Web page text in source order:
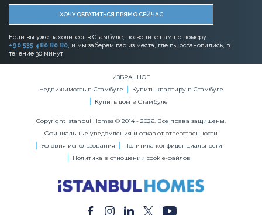
ХОЧУ ОБРАТИТЬСЯ ПРЯМО СЕЙЧАС
Если вы уже находитесь в Стамбуле, позвоните нам по номеру
+90 535 480 80 80, и мы заберем вас из места, где вы остановились, в
течение 30 минут!
ИЗБРАННОЕ
Недвижимость в Стамбуле
Купить квартиру в Стамбуле
Купить дом в Стамбуле
Copyright Istanbul Homes © 2014 - 2026. Все права защищены.
Официальные уведомления и отказ от ответственности
Условия использования
Политика конфиденциальности
Политика в отношении cookie-файлов